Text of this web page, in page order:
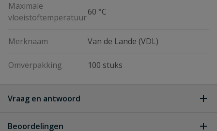
Maximale
vloeistoftemperatuur
60 °C
Merknaam Van de Lande (VDL)
Omverpakking 100 stuks
Vraag en antwoord
Beoordelingen